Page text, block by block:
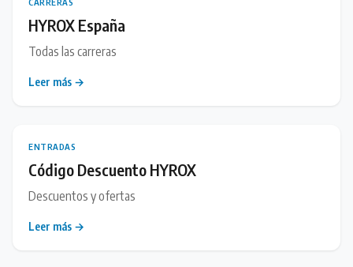
CARRERAS
HYROX España
Todas las carreras
Leer más →
ENTRADAS
Código Descuento HYROX
Descuentos y ofertas
Leer más →